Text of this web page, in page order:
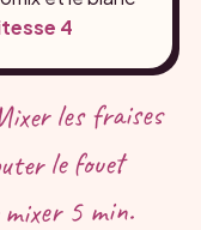
4
les fraises
le fouet
5 min.